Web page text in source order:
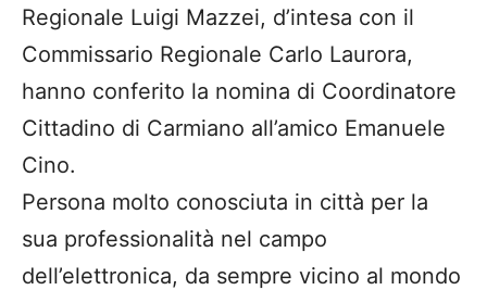
Regionale Luigi Mazzei, d’intesa con il
Commissario Regionale Carlo Laurora,
hanno conferito la nomina di Coordinatore
Cittadino di Carmiano all’amico Emanuele
Cino.
Persona molto conosciuta in città per la
sua professionalità nel campo
dell’elettronica, da sempre vicino al mondo